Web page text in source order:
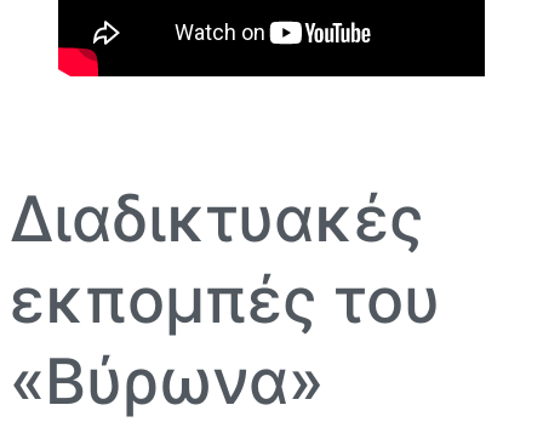
Διαδικτυακές
εκπομπές του
«Βύρωνα»